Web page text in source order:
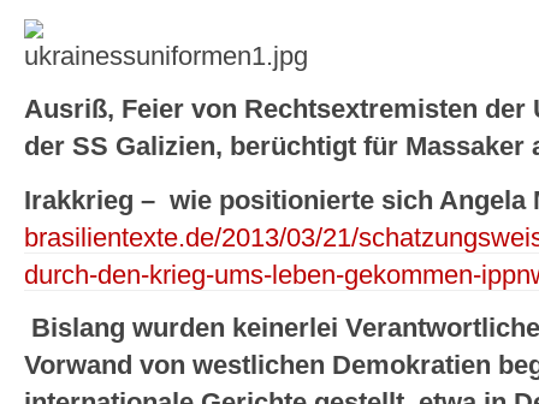
Ausriß, Feier von Rechtsextremisten der
der SS Galizien, berüchtigt für Massaker
Irakkrieg – wie positionierte sich Angela
brasilientexte.de/2013/03/21/
durch-den-krieg-ums-leben-gekommen-
Bislang wurden keinerlei
Vorwand von westlichen Demokratien